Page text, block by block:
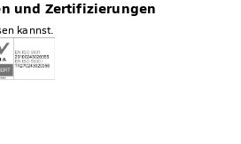
und Zertifizierungen
kannst.